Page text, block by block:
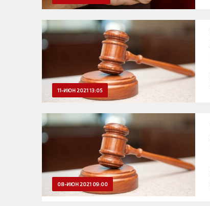
11-ИЮН 2021 13:05
08-ИЮН 2021 09:00